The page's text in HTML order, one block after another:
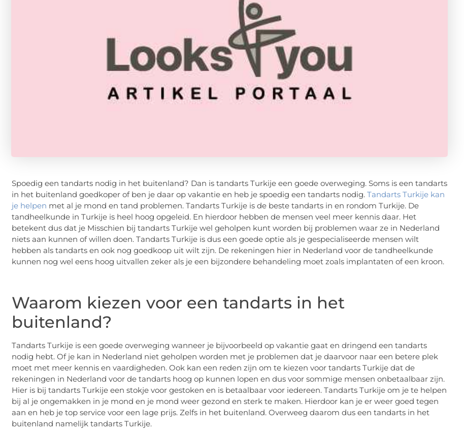
Spoedig een tandarts nodig in het buitenland? Dan is tandarts Turkije een goede overweging. Soms is een tandarts
in het buitenland goedkoper of ben je daar op vakantie en heb je spoedig een tandarts nodig. Tandarts Turkije kan
je helpen met al je mond en tand problemen. Tandarts Turkije is de beste tandarts in en rondom Turkije. De
tandheelkunde in Turkije is heel hoog opgeleid. En hierdoor hebben de mensen veel meer kennis daar. Het
betekent dus dat je Misschien bij tandarts Turkije wel geholpen kunt worden bij problemen waar ze in Nederland
niets aan kunnen of willen doen. Tandarts Turkije is dus een goede optie als je gespecialiseerde mensen wilt
hebben als tandarts en ook nog goedkoop uit wilt zijn. De rekeningen hier in Nederland voor de tandheelkunde
kunnen nog wel eens hoog uitvallen zeker als je een bijzondere behandeling moet zoals implantaten of een kroon.
Waarom kiezen voor een tandarts in het
buitenland?
Tandarts Turkije is een goede overweging wanneer je bijvoorbeeld op vakantie gaat en dringend een tandarts
nodig hebt. Of je kan in Nederland niet geholpen worden met je problemen dat je daarvoor naar een betere plek
moet met meer kennis en vaardigheden. Ook kan een reden zijn om te kiezen voor tandarts Turkije dat de
rekeningen in Nederland voor de tandarts hoog op kunnen lopen en dus voor sommige mensen onbetaalbaar zijn.
Hier is bij tandarts Turkije een stokje voor gestoken en is betaalbaar voor iedereen. Tandarts Turkije om je te helpen
bij al je ongemakken in je mond en je mond weer gezond en sterk te maken. Hierdoor kan je er weer goed tegen
aan en heb je top service voor een lage prijs. Zelfs in het buitenland. Overweeg daarom dus een tandarts in het
buitenland namelijk tandarts Turkije.